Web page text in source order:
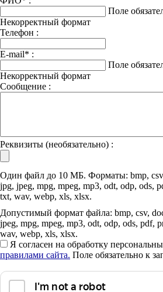
Поле
Некорректный формат
Телефон :
E-mail* :
Поле
Некорректный формат
Сообщение :
Реквизиты (необязательно) :
Один файл до 10 МБ. Форматы: bmp,
jpg, jpeg, mpg, mpeg, mp3, odt, odp, ods,
txt, wav, webp, xls, xlsx.
Допустимый формат файла: bmp, csv,
jpeg, mpg, mpeg, mp3, odt, odp, ods, pdf,
wav, webp, xls, xlsx.
Я согласен на обработку
правилами сайта. Поле обязательно к